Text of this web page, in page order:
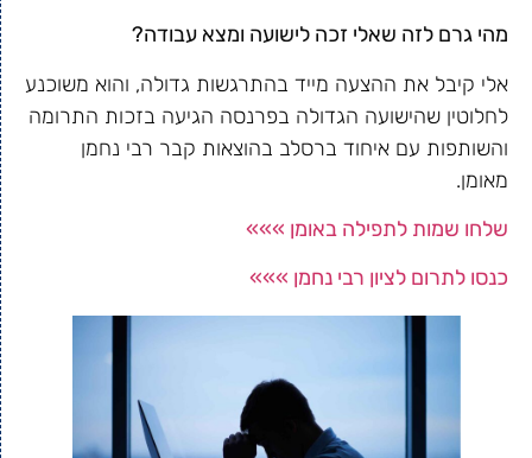
מהי גרם לזה שאלי זכה לישועה ומצא עבודה?
אלי קיבל את ההצעה מייד בהתרגשות גדולה, והוא משוכנע
לחלוטין שהישועה הגדולה בפרנסה הגיעה בזכות התרומה
והשותפות עם איחוד ברסלב בהוצאות קבר רבי נחמן
מאומן.
שלחו שמות לתפילה באומן »»»
כנסו לתרום לציון רבי נחמן »»»